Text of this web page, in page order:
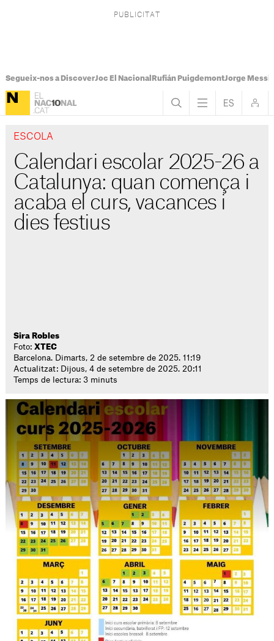
Segueix-nos a DiscoverJoc El Nacional Rufián PuigdemontJorge Messi
ESCOLA
Calendari escolar 2025-26 a
Catalunya: quan comença i
acaba el curs, vacances i
dies festius
Sira Robles
Foto: XTEC
Barcelona. Dimarts, 2 de setembre de 2025. 11:19
Actualitzat: Dijous, 4 de setembre de 2025. 20:11
Temps de lectura: 3 minuts